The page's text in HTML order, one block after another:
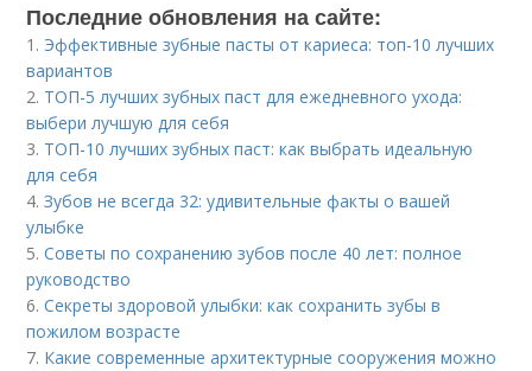
Последние обновления на сайте:
1. Эффективные зубные пасты от кариеса: топ-10 лучших
вариантов
2. ТОП-5 лучших зубных паст для ежедневного ухода:
выбери лучшую для себя
3. ТОП-10 лучших зубных паст: как выбрать идеальную
для себя
4.Зубов не всегда 32: удивительные факты о вашей
улыбке
5.Советы по сохранению зубов после 40 лет: полное
руководство
6.Секреты здоровой улыбки: как сохранить зубы в
пожилом возрасте
7. Какие современные архитектурные сооружения можно